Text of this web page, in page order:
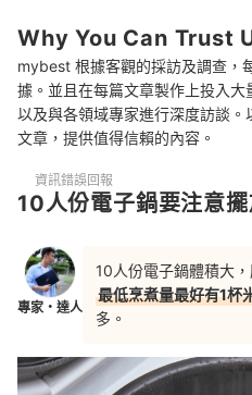
4 加熱均勻程度及功能模式會影
10人份電子鍋 推薦排行榜
煮飯的水量如何評估？
清潔內鍋的時候要注意哪些地方？
不同的煮飯模式該如何應用？
Why You Can Trust
mybest 根據客觀的採訪及調查，
據。並且在每篇文章製作上投入大
以及與各領域專家進行深度訪談
文章，提供值得信賴的內容。
資訊錯誤回報
10人份電子鍋要注意擺
專家・達人
10人份電子鍋體積大
最低烹煮量最好有1杯
多。